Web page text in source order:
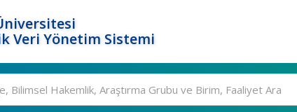
Veri Yönetim Sistemi